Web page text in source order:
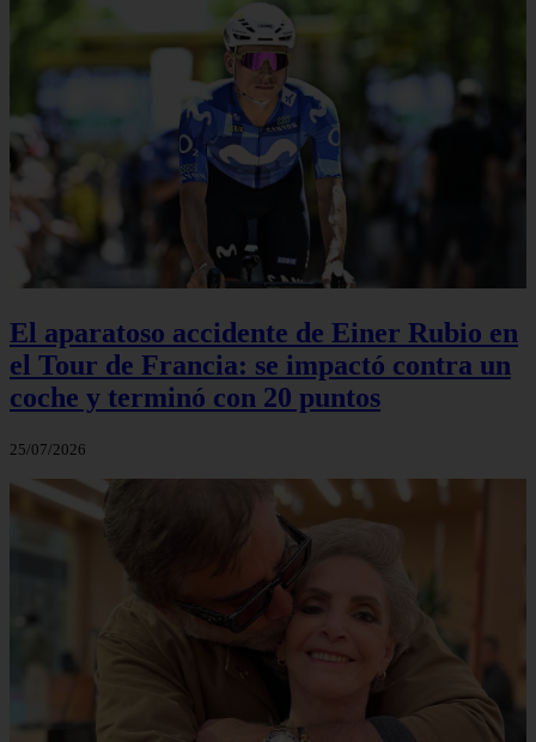
El aparatoso accidente de Einer Rubio en
el Tour de Francia: se impactó contra un
coche y terminó con 20 puntos
25/07/2026